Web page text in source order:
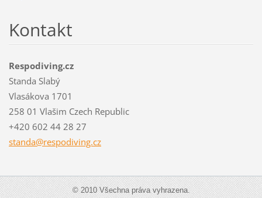
Kontakt
Respodiving.cz
Standa Slabý
Vlasákova 1701
258 01 Vlašim Czech Republic
+420 602 44 28 27
standa@respodiving.cz
© 2010 Všechna práva vyhrazena.